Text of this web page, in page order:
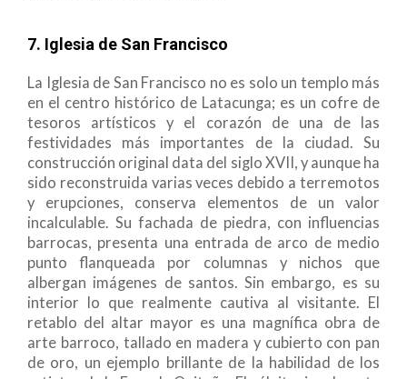
7. Iglesia de San Francisco
La Iglesia de San Francisco no es solo un templo más
en el centro histórico de Latacunga; es un cofre de
tesoros artísticos y el corazón de una de las
festividades más importantes de la ciudad. Su
construcción original data del siglo XVII, y aunque ha
sido reconstruida varias veces debido a terremotos
y erupciones, conserva elementos de un valor
incalculable. Su fachada de piedra, con influencias
barrocas, presenta una entrada de arco de medio
punto flanqueada por columnas y nichos que
albergan imágenes de santos. Sin embargo, es su
interior lo que realmente cautiva al visitante. El
retablo del altar mayor es una magnífica obra de
arte barroco, tallado en madera y cubierto con pan
de oro, un ejemplo brillante de la habilidad de los